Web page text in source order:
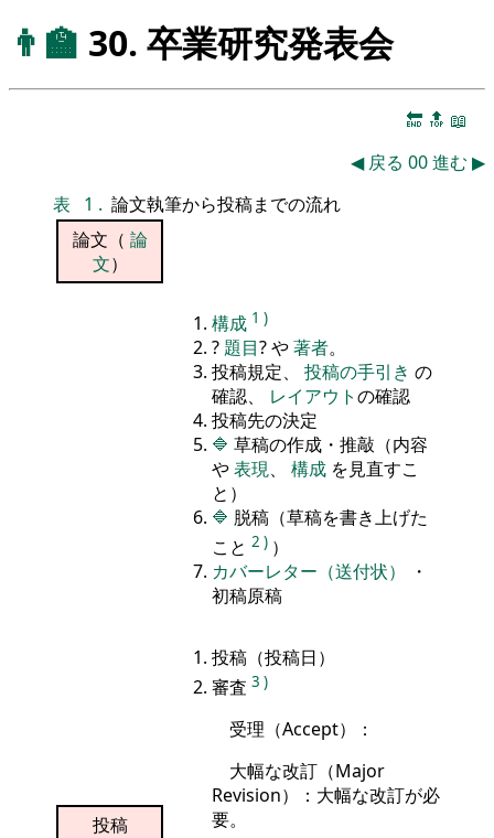
👨‍🏫 30. 卒業研究発表会
🔚 🔝 📖
◀ 戻る 00進む ▶
表
1 . 論文執筆から投稿までの流れ
論文（ 論
文）
構成 1 )
? 題目? や著者。
投稿規定、 投稿の手引き の
確認、 レイアウトの確認
投稿先の決定
🔷 草稿の作成・推敲（内容
や表現、 構成 を見直すこ
と）
🔷 脱稿（草稿を書き上げた
こと 2 ) ）
カバーレター（送付状）
・
初稿原稿
投稿
投稿（投稿日）
審査 3 )
受理（Accept）：
大幅な改訂（Major
Revision）：大幅な改訂が必
要。